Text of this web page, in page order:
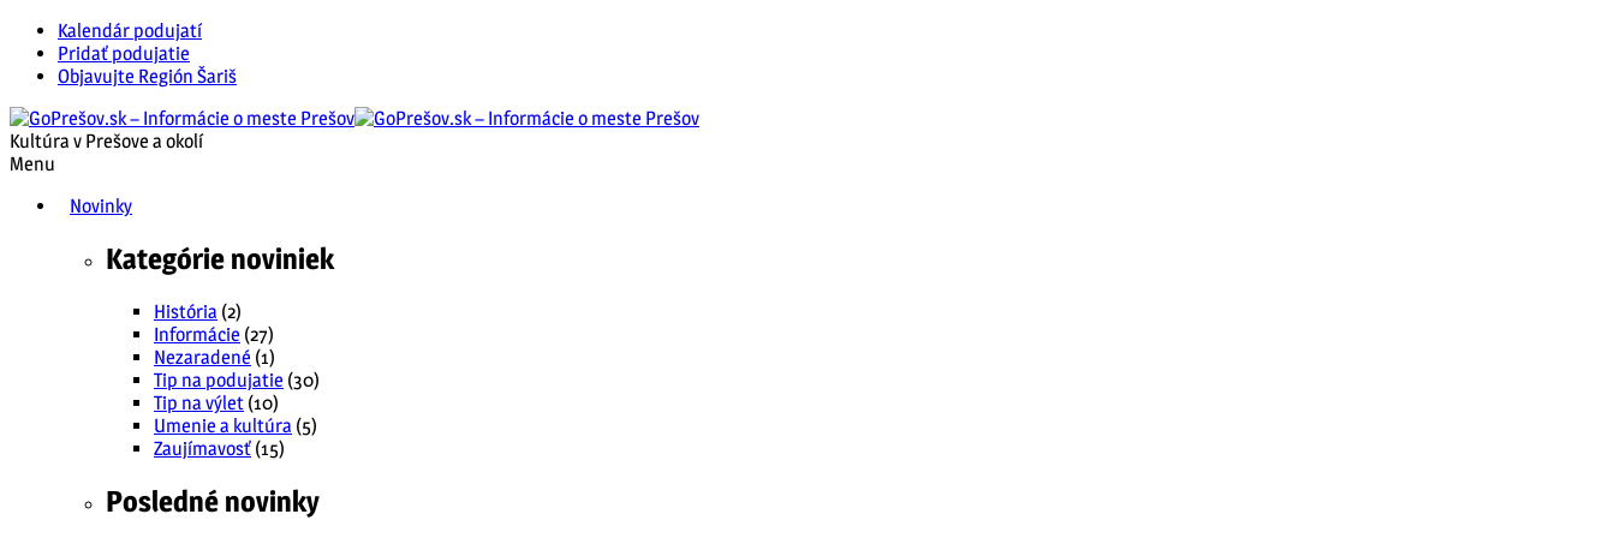
Kalendár podujatí
Pridať podujatie
Objavujte Región Šariš
Kultúra v Prešove a okolí
Menu
Novinky
Kategórie noviniek
História (2)
Informácie (27)
Nezaradené (1)
Tip na podujatie (30)
Tip na výlet (10)
Umenie a kultúra (5)
Zaujímavosť (15)
Posledné novinky